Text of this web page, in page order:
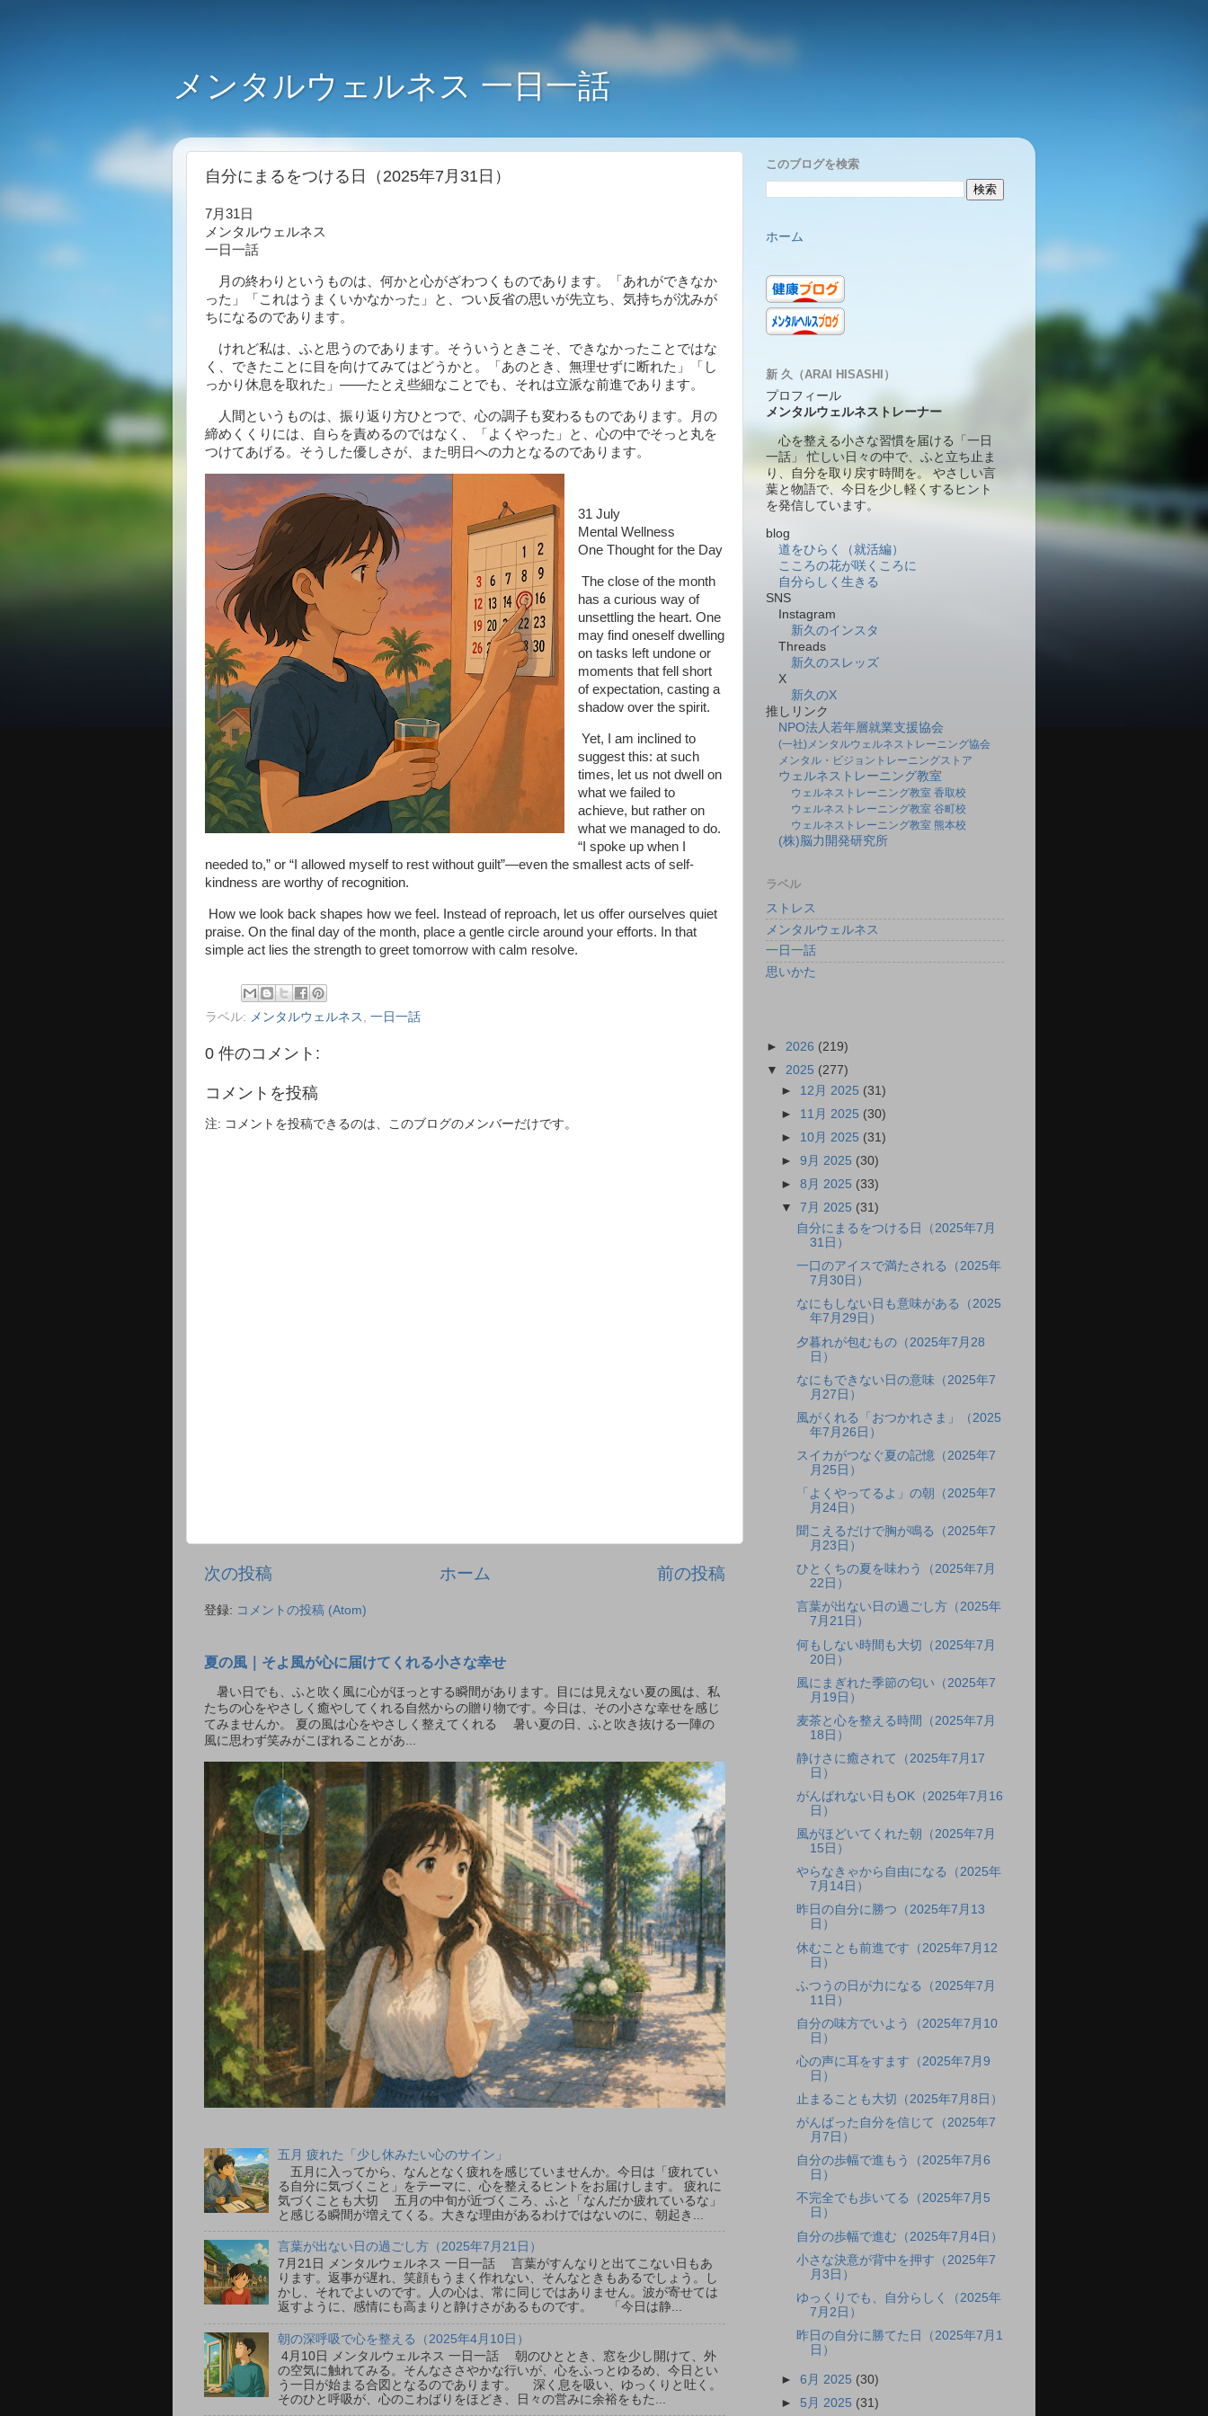
メンタルウェルネス 一日一話
自分にまるをつける日（2025年7月31日）
7月31日
メンタルウェルネス
一日一話
月の終わりというものは、何かと心がざわつくものであります。「あれができなか
った」「これはうまくいかなかった」と、つい反省の思いが先立ち、気持ちが沈みが
ちになるのであります。
けれど私は、ふと思うのであります。そういうときこそ、できなかったことではな
く、できたことに目を向けてみてはどうかと。「あのとき、無理せずに断れた」「し
っかり休息を取れた」――たとえ些細なことでも、それは立派な前進であります。
人間というものは、振り返り方ひとつで、心の調子も変わるものであります。月の
締めくくりには、自らを責めるのではなく、「よくやった」と、心の中でそっと丸を
つけてあげる。そうした優しさが、また明日への力となるのであります。
31 July
Mental Wellness
One Thought for the Day
The close of the month
has a curious way of
unsettling the heart. One
may find oneself dwelling
on tasks left undone or
moments that fell short
of expectation, casting a
shadow over the spirit.
Yet, I am inclined to
suggest this: at such
times, let us not dwell on
what we failed to
achieve, but rather on
what we managed to do.
“I spoke up when I
needed to,” or “I allowed myself to rest without guilt”—even the smallest acts of self-
kindness are worthy of recognition.
How we look back shapes how we feel. Instead of reproach, let us offer ourselves quiet
praise. On the final day of the month, place a gentle circle around your efforts. In that
simple act lies the strength to greet tomorrow with calm resolve.
ラベル: メンタルウェルネス , 一日一話
0 件のコメント:
コメントを投稿
注: コメントを投稿できるのは、このブログのメンバーだけです。
次の投稿 前の投稿
ホーム
登録: コメントの投稿 (Atom)
夏の風｜そよ風が心に届けてくれる小さな幸せ
暑い日でも、ふと吹く風に心がほっとする瞬間があります。目には見えない夏の風は、私
たちの心をやさしく癒やしてくれる自然からの贈り物です。今日は、その小さな幸せを感じ
てみませんか。 夏の風は心をやさしく整えてくれる 暑い夏の日、ふと吹き抜ける一陣の
風に思わず笑みがこぼれることがあ...
五月 疲れた「少し休みたい心のサイン」
五月に入ってから、なんとなく疲れを感じていませんか。今日は「疲れてい
る自分に気づくこと」をテーマに、心を整えるヒントをお届けします。 疲れに
気づくことも大切 五月の中旬が近づくころ、ふと「なんだか疲れているな」
と感じる瞬間が増えてくる。大きな理由があるわけではないのに、朝起き...
言葉が出ない日の過ごし方（2025年7月21日）
7月21日 メンタルウェルネス 一日一話 言葉がすんなりと出てこない日もあ
ります。返事が遅れ、笑顔もうまく作れない、そんなときもあるでしょう。し
かし、それでよいのです。人の心は、常に同じではありません。波が寄せては
返すように、感情にも高まりと静けさがあるものです。 「今日は静...
朝の深呼吸で心を整える（2025年4月10日）
4月10日 メンタルウェルネス 一日一話 朝のひととき、窓を少し開けて、外
の空気に触れてみる。そんなささやかな行いが、心をふっとゆるめ、今日とい
う一日が始まる合図となるのであります。 深く息を吸い、ゆっくりと吐く。
そのひと呼吸が、心のこわばりをほどき、日々の営みに余裕をもた...
このブログを検索
ホーム
新 久（ARAI HISASHI）
プロフィール
メンタルウェルネストレーナー
心を整える小さな習慣を届ける「一日
一話」 忙しい日々の中で、ふと立ち止ま
り、自分を取り戻す時間を。 やさしい言
葉と物語で、今日を少し軽くするヒント
を発信しています。
blog
道をひらく（就活編）
こころの花が咲くころに
自分らしく生きる
SNS
Instagram
新久のインスタ
Threads
新久のスレッズ
X
新久のX
推しリンク
NPO法人若年層就業支援協会
(一社)メンタルウェルネストレーニング協会
メンタル・ビジョントレーニングストア
ウェルネストレーニング教室
ウェルネストレーニング教室 香取校
ウェルネストレーニング教室 谷町校
ウェルネストレーニング教室 熊本校
(株)脳力開発研究所
ラベル
ストレス
メンタルウェルネス
一日一話
思いかた
► 2026 (219)
▼ 2025 (277)
► 12月 2025 (31)
► 11月 2025 (30)
► 10月 2025 (31)
►9月 2025 (30)
►8月 2025 (33)
▼7月 2025 (31)
自分にまるをつける日（2025年7月
31日）
一口のアイスで満たされる（2025年
7月30日）
なにもしない日も意味がある（2025
年7月29日）
夕暮れが包むもの（2025年7月28
日）
なにもできない日の意味（2025年7
月27日）
風がくれる「おつかれさま」（2025
年7月26日）
スイカがつなぐ夏の記憶（2025年7
月25日）
「よくやってるよ」の朝（2025年7
月24日）
聞こえるだけで胸が鳴る（2025年7
月23日）
ひとくちの夏を味わう（2025年7月
22日）
言葉が出ない日の過ごし方（2025年
7月21日）
何もしない時間も大切（2025年7月
20日）
風にまぎれた季節の匂い（2025年7
月19日）
麦茶と心を整える時間（2025年7月
18日）
静けさに癒されて（2025年7月17
日）
がんばれない日もOK（2025年7月16
日）
風がほどいてくれた朝（2025年7月
15日）
やらなきゃから自由になる（2025年
7月14日）
昨日の自分に勝つ（2025年7月13
日）
休むことも前進です（2025年7月12
日）
ふつうの日が力になる（2025年7月
11日）
自分の味方でいよう（2025年7月10
日）
心の声に耳をすます（2025年7月9
日）
止まることも大切（2025年7月8日）
がんばった自分を信じて（2025年7
月7日）
自分の歩幅で進もう（2025年7月6
日）
不完全でも歩いてる（2025年7月5
日）
自分の歩幅で進む（2025年7月4日）
小さな決意が背中を押す（2025年7
月3日）
ゆっくりでも、自分らしく（2025年
7月2日）
昨日の自分に勝てた日（2025年7月1
日）
►6月 2025 (30)
► 5月 2025 (31)